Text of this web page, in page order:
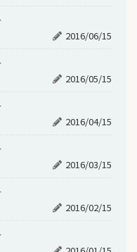
2016/06/15
2016/05/15
2016/04/15
2016/03/15
2016/02/15